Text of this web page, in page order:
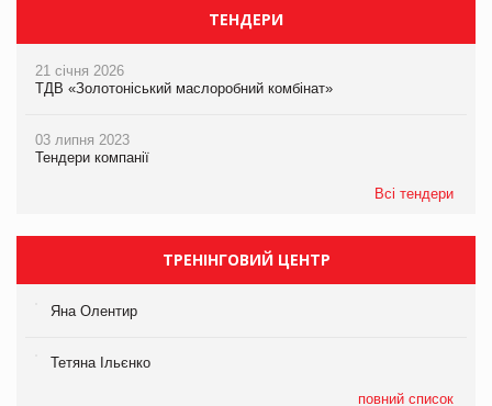
ТЕНДЕРИ
21 січня 2026
ТДВ «Золотоніський маслоробний комбінат»
03 липня 2023
Тендери компанії
Всі тендери
ТРЕНІНГОВИЙ ЦЕНТР
Яна Олентир
Тетяна Ільєнко
повний список